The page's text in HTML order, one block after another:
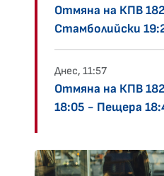
Отмяна на КПВ
Стамболийски
Днес, 11:57
Отмяна на КПВ
18:05 - Пещера